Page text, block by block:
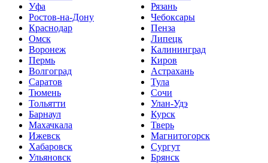
Уфа
Ростов-на-Дону
Краснодар
Омск
Воронеж
Пермь
Волгоград
Саратов
Тюмень
Тольятти
Барнаул
Махачкала
Ижевск
Хабаровск
Ульяновск
Рязань
Чебоксары
Пенза
Липецк
Калининград
Киров
Астрахань
Тула
Сочи
Улан-Удэ
Курск
Тверь
Магнитогорск
Сургут
Брянск